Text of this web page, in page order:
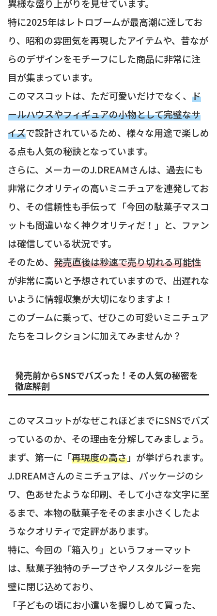
異様な盛り上がりを見せています。
特に2025年はレトロブームが最高潮に達してお
り、昭和の雰囲気を再現したアイテムや、昔なが
らのデザインをモチーフにした商品に非常に注
目が集まっています。
このマスコットは、ただ可愛いだけでなく、 ド
ールハウスやフィギュアの小物として完璧なサ
イズで設計されているため、様々な用途で楽しめ
る点も人気の秘訣となっています。
さらに、メーカーのJ.DREAMさんは、過去にも
非常にクオリティの高いミニチュアを連発してお
り、その信頼性も手伝って「今回の駄菓子マスコ
ットも間違いなく神クオリティだ！」と、ファン
は確信している状況です。
そのため、 発売直後は秒速で売り切れる可能性
が非常に高いと予想されていますので、出遅れな
いように情報収集が大切になりますよ！
このブームに乗って、ぜひこの可愛いミニチュア
たちをコレクションに加えてみませんか？
発売前からSNSでバズった！その人気の秘密を
徹底解剖
このマスコットがなぜこれほどまでにSNSでバズ
っているのか、その理由を分解してみましょう。
まず、第一に「再現度の高さ」が挙げられます。
J.DREAMさんのミニチュアは、パッケージのシ
ワ、色あせたような印刷、そして小さな文字に至
るまで、本物の駄菓子をそのまま小さくしたよ
うなクオリティで定評があります。
特に、今回の「箱入り」というフォーマット
は、駄菓子独特のチープさやノスタルジーを完
璧に閉じ込めており、
「子どもの頃にお小遣いを握りしめて買った、